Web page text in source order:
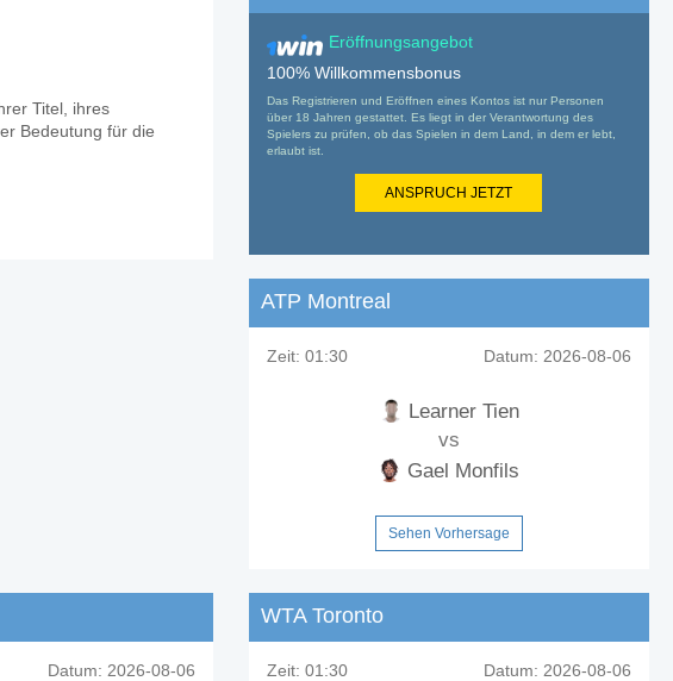
Titel, ihres
Bedeutung für die
Eröffnungsangebot
100% Willkommensbonus
Das Registrieren und Eröffnen eines Kontos ist nur Personen
über 18 Jahren gestattet. Es liegt in der Verantwortung des
Spielers zu prüfen, ob das Spielen in dem Land, in dem er lebt,
erlaubt ist.
ANSPRUCH JETZT
ATP Montreal
Zeit: 01:30 Datum: 2026-08-06
Learner Tien
vs
Gael Monfils
Sehen Vorhersage
Datum: 2026-08-06
WTA Toronto
Zeit: 01:30 Datum: 2026-08-06